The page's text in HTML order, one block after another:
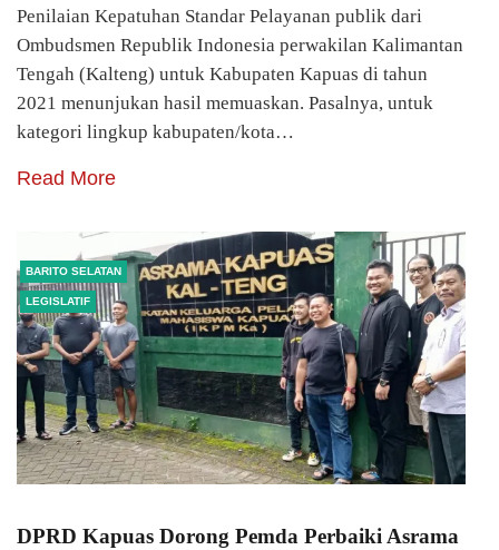
Penilaian Kepatuhan Standar Pelayanan publik dari
Ombudsmen Republik Indonesia perwakilan Kalimantan
Tengah (Kalteng) untuk Kabupaten Kapuas di tahun
2021 menunjukan hasil memuaskan. Pasalnya, untuk
kategori lingkup kabupaten/kota…
Read More
BARITO SELATAN
LEGISLATIF
DPRD Kapuas Dorong Pemda Perbaiki Asrama